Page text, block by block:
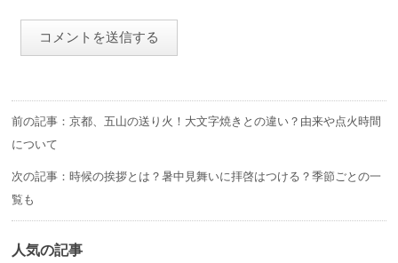
前の記事：京都、五山の送り火！大文字焼きとの違い？由来や点火時間
について
次の記事：時候の挨拶とは？暑中見舞いに拝啓はつける？季節ごとの一
覧も
人気の記事